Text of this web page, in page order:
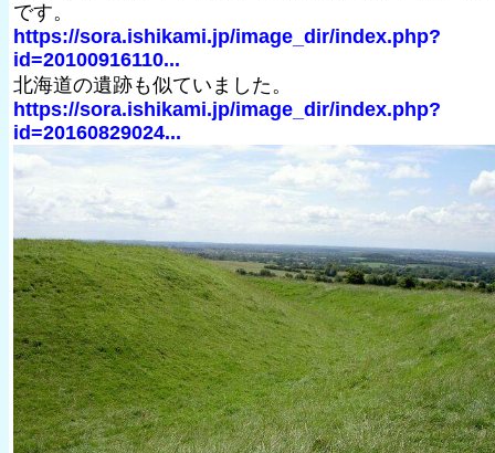
です。
https://sora.ishikami.jp/image_dir/index.php?
id=20100916110...
北海道の遺跡も似ていました。
https://sora.ishikami.jp/image_dir/index.php?
id=20160829024...